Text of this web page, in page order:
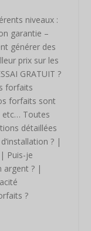
niveaux :
garantie –
générer des
prix sur les
GRATUIT ?
forfaits
forfaits sont
etc… Toutes
détaillées
? |
Puis-je
argent ? |
?